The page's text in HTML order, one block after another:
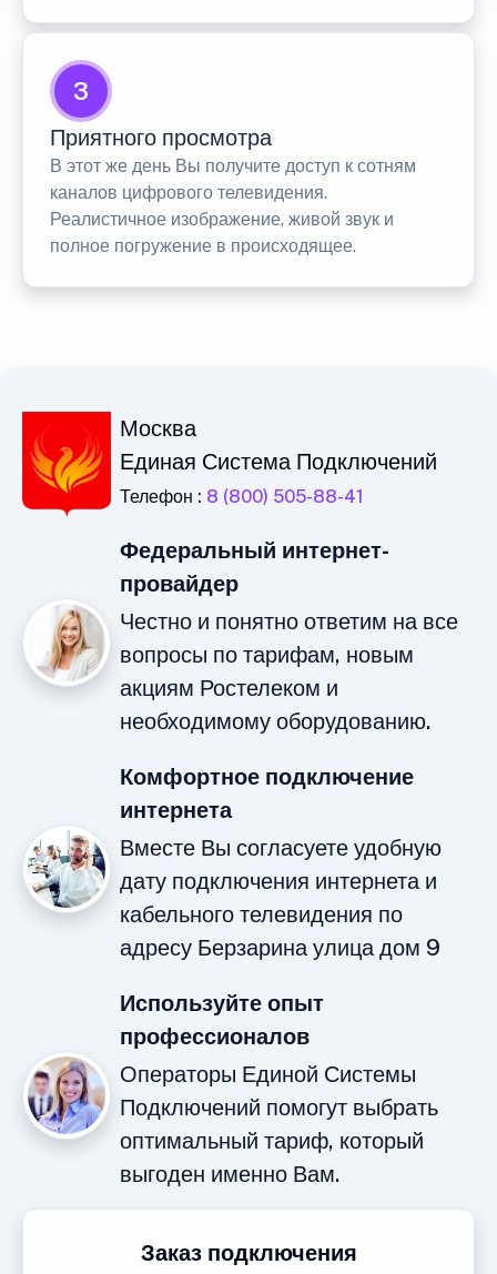
3
Приятного просмотра
В этот же день Вы получите доступ к сотням
каналов цифрового телевидения.
Реалистичное изображение, живой звук и
полное погружение в происходящее.
Москва
Единая Система Подключений
Телефон : 8 (800) 505-88-41
Федеральный интернет-
провайдер
Честно и понятно ответим на все
вопросы по тарифам, новым
акциям Ростелеком и
необходимому оборудованию.
Комфортное подключение
интернета
Вместе Вы согласуете удобную
дату подключения интернета и
кабельного телевидения по
адресу Берзарина улица дом 9
Используйте опыт
профессионалов
Операторы Единой Системы
Подключений помогут выбрать
оптимальный тариф, который
выгоден именно Вам.
Заказ подключения